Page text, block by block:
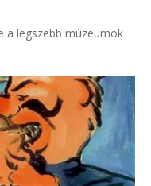
a legszebb múzeumok